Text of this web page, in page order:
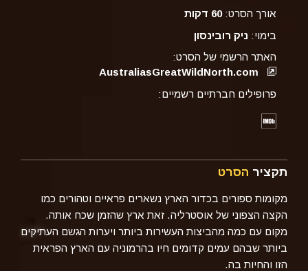
אורך הסרט:60 דקות
בימוי: ניק רובינסון
האתר הרשמי של הסרט:
AustraliasGreatWildNorth.com
פרופילים חברתיים רשמיים:
תקציר הסרט
מקומות ספורים בכדור הארץ נשארים פראיים וטהורים כמו
הקצה הצפוני של אוסטרליה. זאת ארץ שהזמן שכח אותה.
מקום עם כמה מהביצות העשירות ביותר ויערות הגשם העתיקים
ביותר שבהם עמים קדומים חיו בהרמוניה עם הארץ הפראית
הזו והחיות בה.